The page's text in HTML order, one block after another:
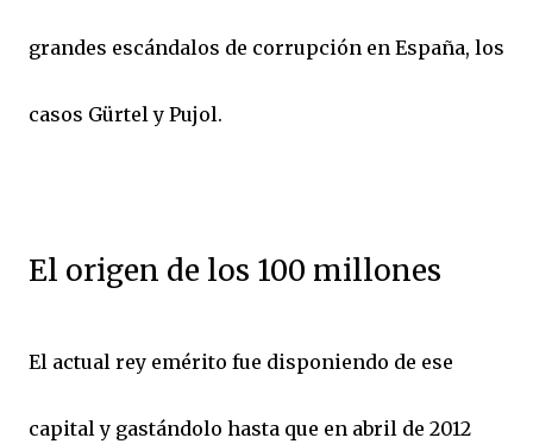
grandes escándalos de corrupción en España, los
casos Gürtel y Pujol.
El origen de los 100 millones
El actual rey emérito fue disponiendo de ese
capital y gastándolo hasta que en abril de 2012